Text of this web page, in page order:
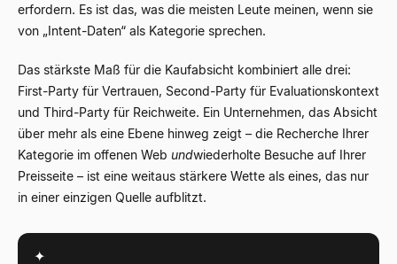
erfordern. Es ist das, was die meisten Leute meinen, wenn sie
von „Intent-Daten“ als Kategorie sprechen.
Das stärkste Maß für die Kaufabsicht kombiniert alle drei:
First-Party für Vertrauen, Second-Party für Evaluationskontext
und Third-Party für Reichweite. Ein Unternehmen, das Absicht
über mehr als eine Ebene hinweg zeigt – die Recherche Ihrer
Kategorie im offenen Web undwiederholte Besuche auf Ihrer
Preisseite – ist eine weitaus stärkere Wette als eines, das nur
in einer einzigen Quelle aufblitzt.
✦